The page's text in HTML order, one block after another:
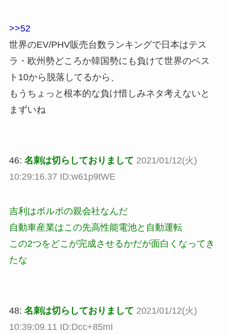
>>52
世界のEV/PHV販売台数ランキングで日本はテス
ラ・欧州勢どころか韓国勢にも負けて世界のベス
ト10から脱落してるから、
もうちょっと根本的な負け惜しみネタ考えないと
まずいね
46: 名刺は切らしておりまして 2021/01/12(火)
10:29:16.37 ID:w61p9tWE
吉利はボルボの親会社なんだ
自動車産業はこの先高性能電池と自動運転
この2つをどこが完成させるかだが面白くなってき
たな
48: 名刺は切らしておりまして 2021/01/12(火)
10:39:09.11 ID:Dcc+85mI